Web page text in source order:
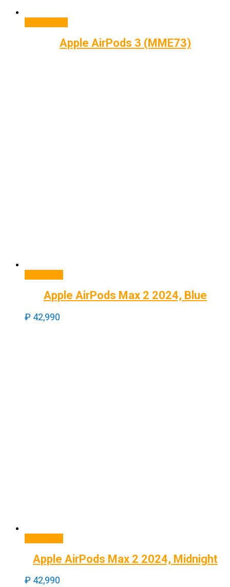
Apple AirPods 3 (MME73)
Apple AirPods Max 2 2024, Blue
₽ 42,990
Apple AirPods Max 2 2024, Midnight
₽ 42,990